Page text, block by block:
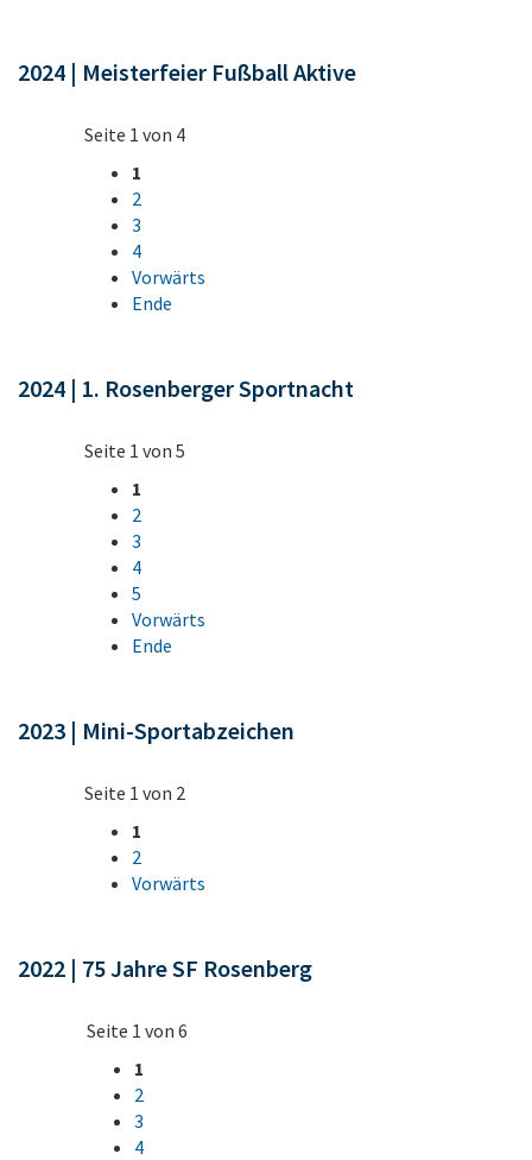
2024 | Meisterfeier Fußball Aktive
Seite 1 von 4
1
2
3
4
Vorwärts
Ende
2024 | 1. Rosenberger Sportnacht
Seite 1 von 5
1
2
3
4
5
Vorwärts
Ende
2023 | Mini-Sportabzeichen
Seite 1 von 2
1
2
Vorwärts
2022 | 75 Jahre SF Rosenberg
Seite 1 von 6
1
2
3
4